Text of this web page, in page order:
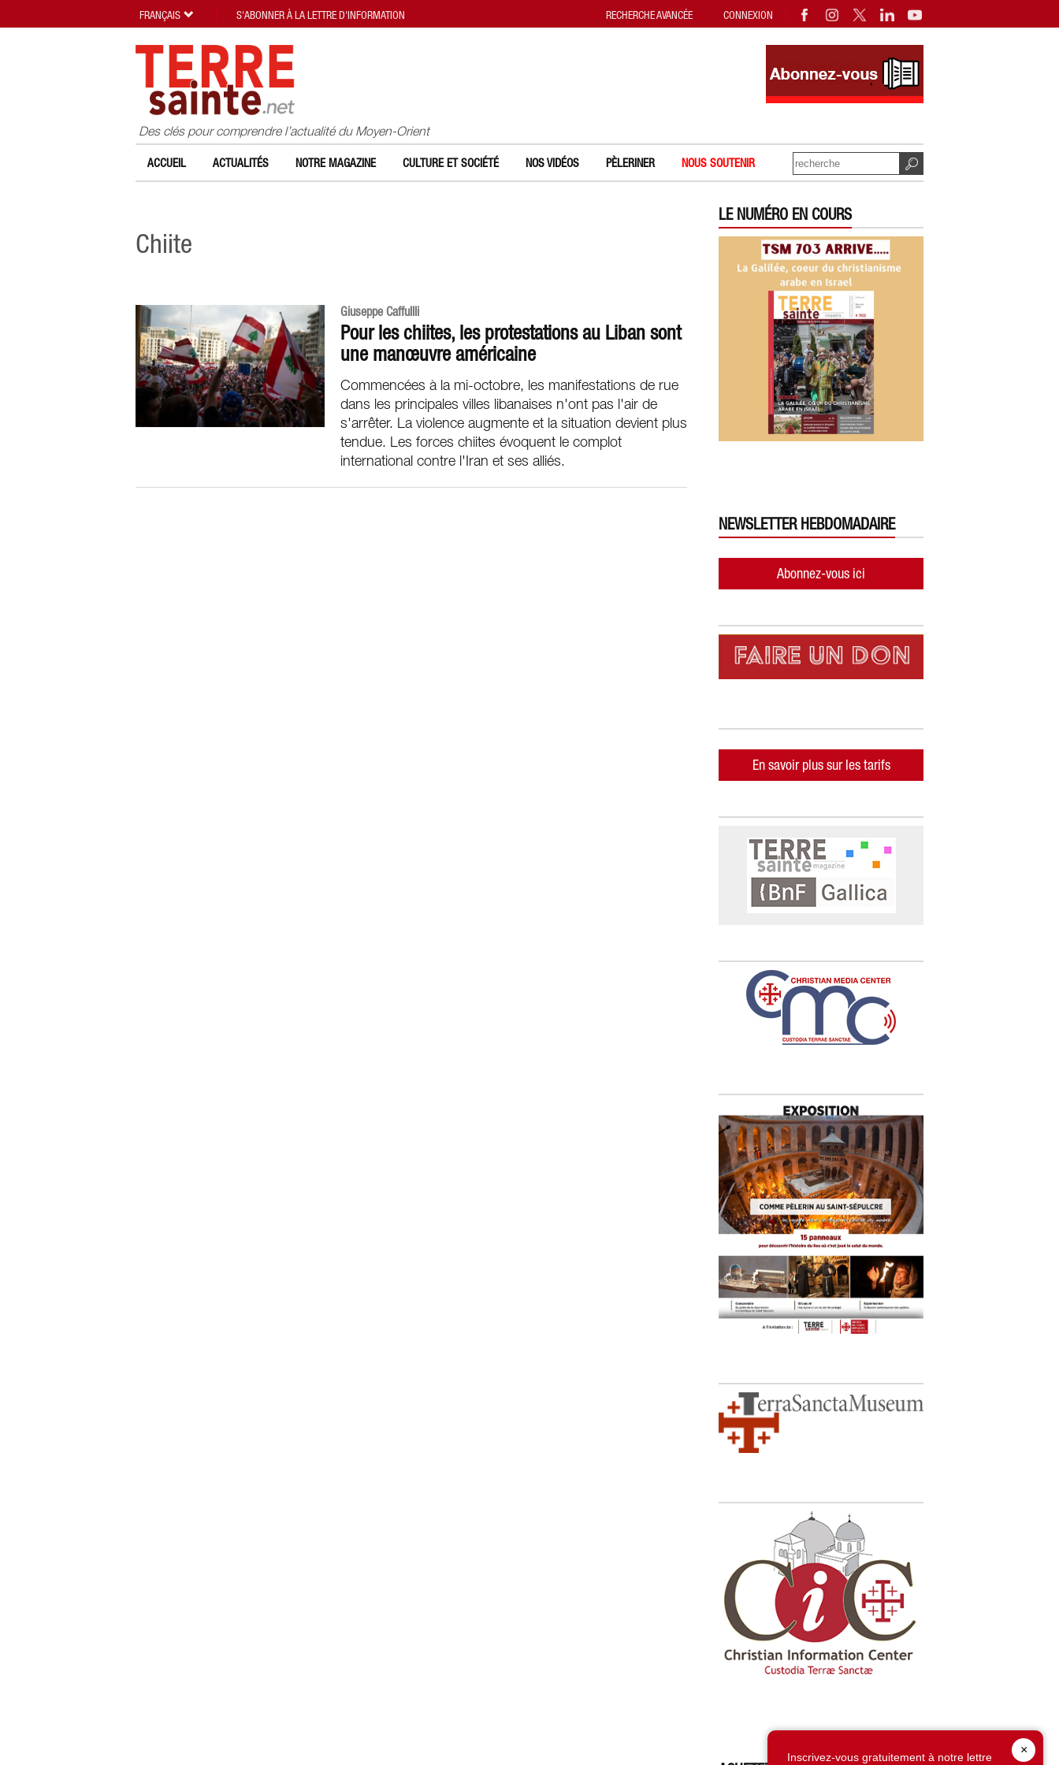
Des clés pour comprendre l’actualité du Moyen-Orient
ACCUEIL ACTUALITÉS NOTRE MAGAZINE CULTURE ET SOCIÉTÉ NOS VIDÉOS PÈLERINER NOUS SOUTENIR
Chiite
Giuseppe Caffullli
Pour les chiites, les protestations au Liban sont
une manœuvre américaine
Commencées à la mi-octobre, les manifestations de rue
dans les principales villes libanaises n'ont pas l'air de
s'arrêter. La violence augmente et la situation devient plus
tendue. Les forces chiites évoquent le complot
international contre l'Iran et ses alliés.
LE NUMÉRO EN COURS
NEWSLETTER HEBDOMADAIRE
Abonnez-vous ici
En savoir plus sur les tarifs
×
Inscrivez-vous gratuitement à notre lettre
RECHERCHE AVANCÉE CONNEXION
FRANÇAIS S'ABONNER À LA LETTRE D'INFORMATION